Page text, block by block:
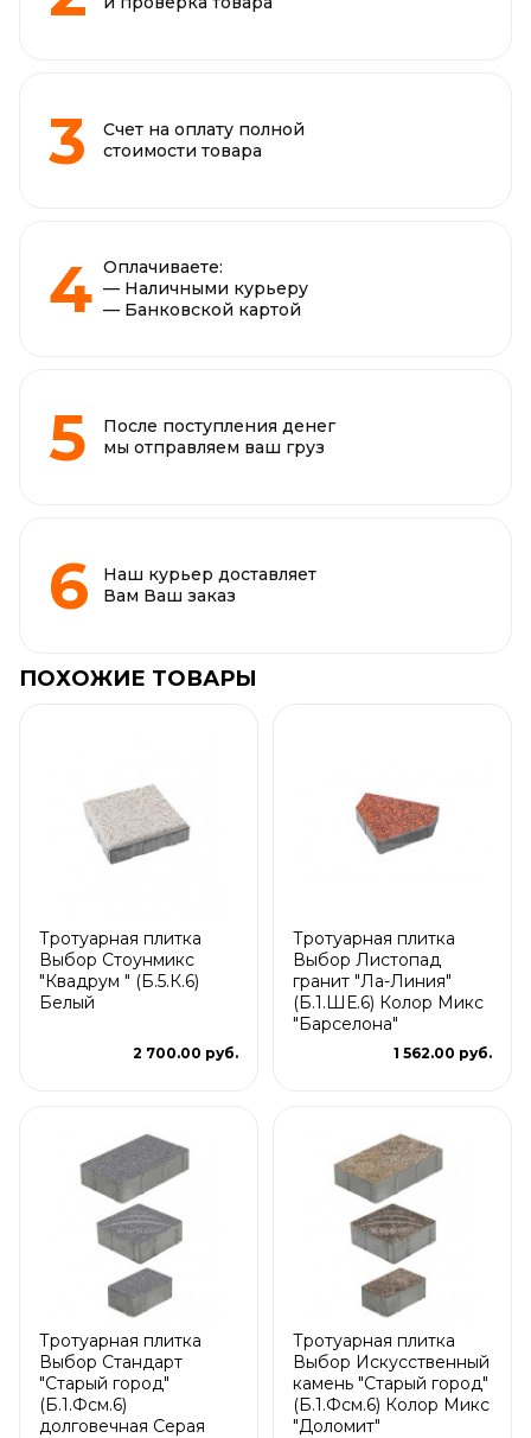
Счет на оплату полной
стоимости товара
Оплачиваете:
— Наличными курьеру
— Банковской картой
После поступления денег
мы отправляем ваш груз
Наш курьер доставляет
Вам Ваш заказ
ПОХОЖИЕ ТОВАРЫ
Тротуарная плитка
Выбор Стоунмикс
"Квадрум " (Б.5.К.6)
Белый
2 700.00 руб.
Тротуарная плитка
Выбор Листопад
гранит "Ла-Линия"
(Б.1.ШЕ.6) Колор Микс
"Барселона"
1 562.00 руб.
Тротуарная плитка
Выбор Стандарт
"Старый город"
(Б.1.Фсм.6)
долговечная Серая
Тротуарная плитка
Выбор Искусственный
камень "Старый город"
(Б.1.Фсм.6) Колор Микс
"Доломит"